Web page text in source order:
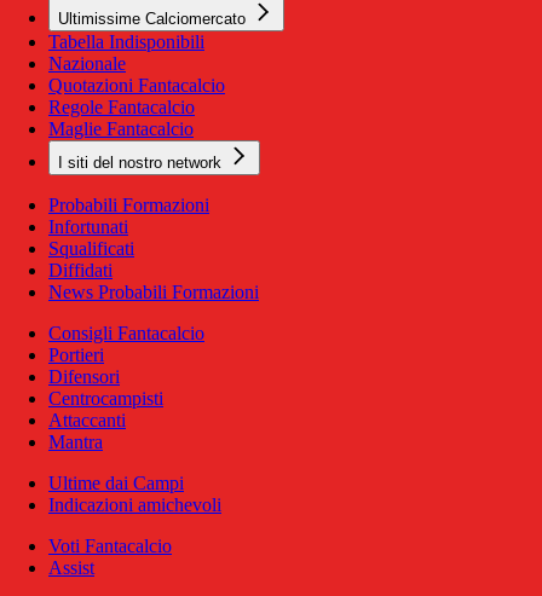
Ultimissime Calciomercato
Tabella Indisponibili
Nazionale
Quotazioni Fantacalcio
Regole Fantacalcio
Maglie Fantacalcio
I siti del nostro network
Probabili Formazioni
Infortunati
Squalificati
Diffidati
News Probabili Formazioni
Consigli Fantacalcio
Portieri
Difensori
Centrocampisti
Attaccanti
Mantra
Ultime dai Campi
Indicazioni amichevoli
Voti Fantacalcio
Assist